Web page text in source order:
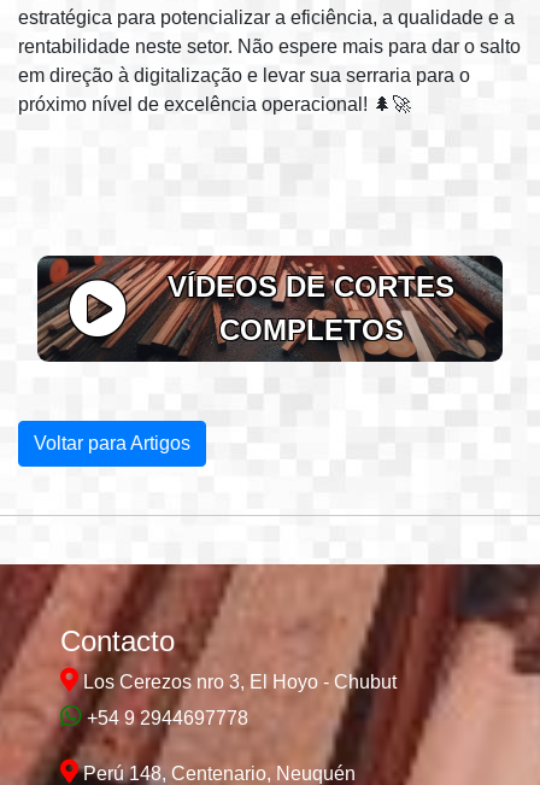
estratégica para potencializar a eficiência, a qualidade e a
rentabilidade neste setor. Não espere mais para dar o salto
em direção à digitalização e levar sua serraria para o
próximo nível de excelência operacional! 🌲🚀
VÍDEOS DE CORTES
COMPLETOS
Voltar para Artigos
Contacto
Los Cerezos nro 3, El Hoyo - Chubut
+54 9 2944697778
Perú 148, Centenario, Neuquén